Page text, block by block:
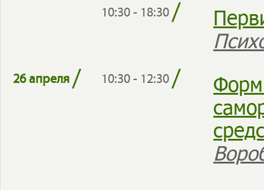
10:30 - 18:30/
26 апреля/ 10:30 - 12:30/